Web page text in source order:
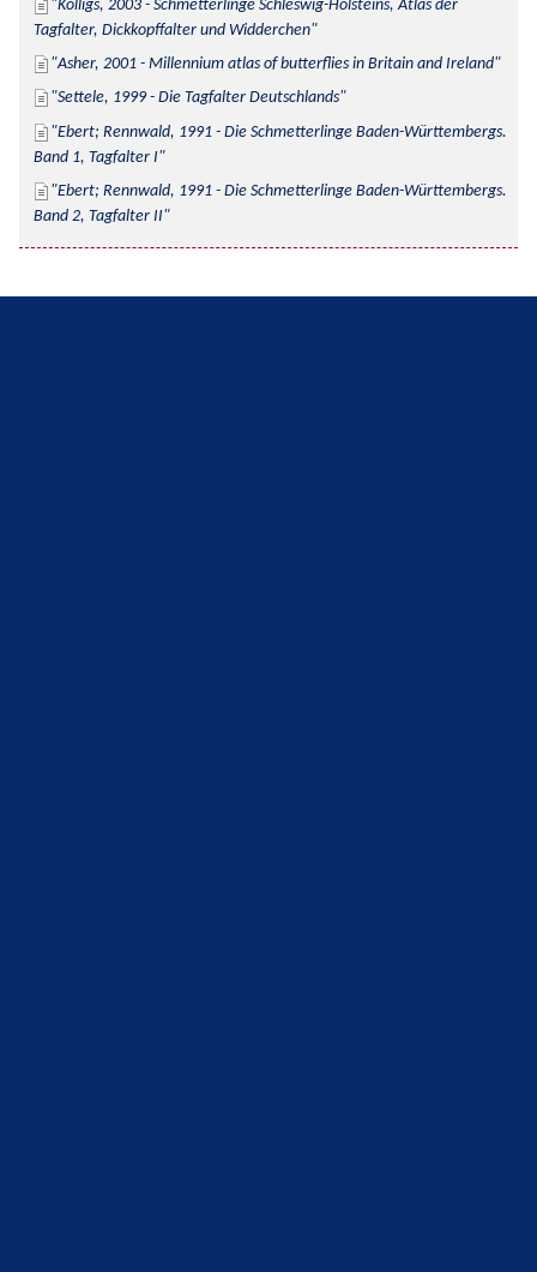
Kolligs, 2003 - Schmetterlinge Schleswig-Holsteins, Atlas der
Tagfalter, Dickkopffalter und Widderchen
Asher, 2001 - Millennium atlas of butterflies in Britain and Ireland
Settele, 1999 - Die Tagfalter Deutschlands
Ebert; Rennwald, 1991 - Die Schmetterlinge Baden-Württembergs.
Band 1, Tagfalter I
Ebert; Rennwald, 1991 - Die Schmetterlinge Baden-Württembergs.
Band 2, Tagfalter II